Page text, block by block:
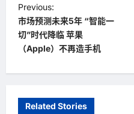
P
o
s
a
Previous:
市场预测未来5年 “智能一
切”时代降临 苹果
（Apple）不再造手机
Related Stories